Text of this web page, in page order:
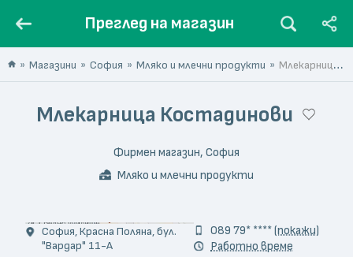
Преглед на магазин
Магазини София Мляко и млечни продукти Млекарница Костадинови
Млекарница Костадинови
Фирмен магазин, София
Мляко и млечни продукти
София, Красна Поляна, бул.
"Вардар" 11-А
089 79* ****(покажи)
Работно време